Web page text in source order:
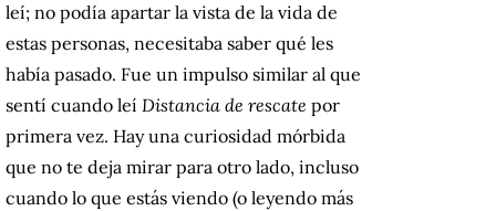
leí; no podía apartar la vista de la vida de
estas personas, necesitaba saber qué les
había pasado. Fue un impulso similar al que
sentí cuando leí Distancia de rescate por
primera vez. Hay una curiosidad mórbida
que no te deja mirar para otro lado, incluso
cuando lo que estás viendo (o leyendo más